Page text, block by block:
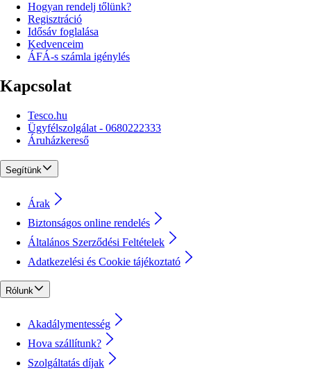
Hogyan rendelj tőlünk?
Regisztráció
Idősáv foglalása
Kedvenceim
ÁFÁ-s számla igénylés
Kapcsolat
Tesco.hu
Ügyfélszolgálat - 0680222333
Áruházkereső
Segítünk
Árak
Biztonságos online rendelés
Általános Szerződési Feltételek
Adatkezelési és Cookie tájékoztató
Rólunk
Akadálymentesség
Hova szállítunk?
Szolgáltatás díjak